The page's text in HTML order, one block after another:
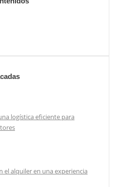
logística eficiente para
el alquiler en una experiencia